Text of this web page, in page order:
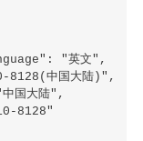
"英文",
中国大陆)",
国大陆",
8128"